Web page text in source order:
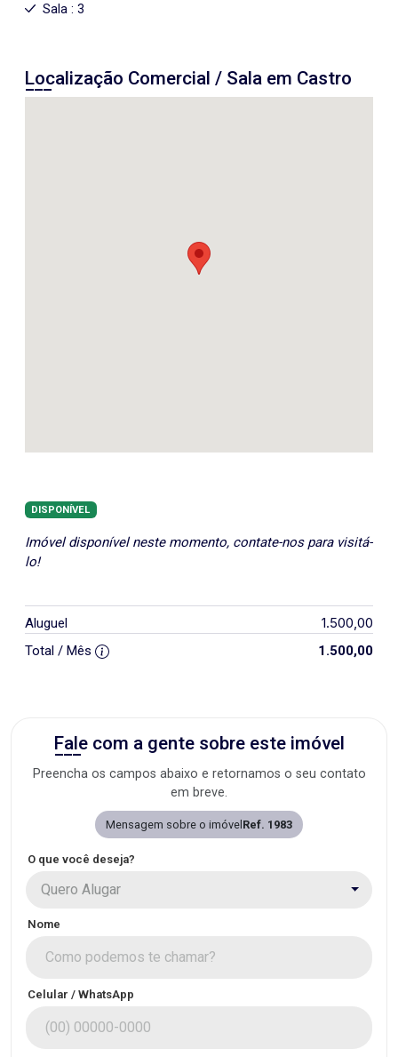
Sala : 3
Localização Comercial / Sala em Castro
DISPONÍVEL
Imóvel disponível neste momento, contate-nos para visitá-
lo!
Aluguel 1.500,00
Total / Mês 1.500,00
Fale com a gente sobre este imóvel
Preencha os campos abaixo e retornamos o seu contato
em breve.
Mensagem sobre o imóvelRef. 1983
O que você deseja?
Quero Alugar
Nome
Celular / WhatsApp